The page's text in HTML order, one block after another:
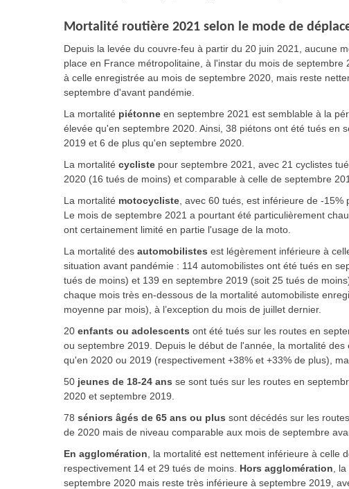
Mortalité routière 2021 selon le mode de
Depuis la levée du couvre-feu à partir du 20 juin 2021, aucune
place en France métropolitaine, à l'instar du mois de
à celle enregistrée au mois de septembre 2020, mais reste
septembre d'avant pandémie.
La mortalité piétonne en septembre 2021 est semblable à la
élevée qu'en septembre 2020. Ainsi, 38 piétons ont été tués en
2019 et 6 de plus qu'en septembre 2020.
La mortalité cycliste pour septembre 2021, avec 21 cyclistes
2020 (16 tués de moins) et comparable à celle de septembre
La mortalité motocycliste , avec 60 tués, est inférieure de -
Le mois de septembre 2021 a pourtant été particulièrement
ont certainement limité en partie l'usage de la moto.
La mortalité des automobilistes est légèrement inférieure à
situation avant pandémie : 114 automobilistes ont été tués en
tués de moins) et 139 en septembre 2019 (soit 25 tués de
chaque mois très en-dessous de la mortalité automobiliste
moyenne par mois), à l’exception du mois de juillet dernier.
20 enfants ou adolescents ont été tués sur les routes en
ou septembre 2019. Depuis le début de l'année, la mortalité
qu'en 2020 ou 2019 (respectivement +38% et +33% de plus),
50 jeunes de 18-24 ans se sont tués sur les routes en
2020 et septembre 2019.
78 séniors âgés de 65 ans ou plus sont décédés sur les
de 2020 mais de niveau comparable aux mois de septembre
En agglomération
la mortalité est nettement inférieure à celle
respectivement 14 et 29 tués de moins. Hors agglomération
la
septembre 2020 mais reste très inférieure à septembre 2019,